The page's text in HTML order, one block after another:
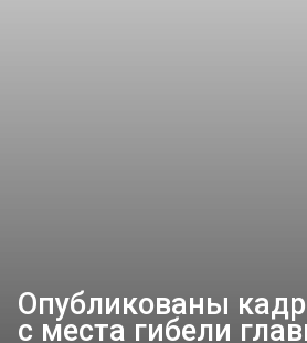
Опубликованы
с места гибели